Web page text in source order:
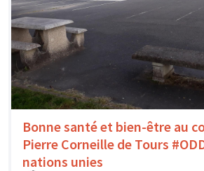
Bonne santé et bien-être au
Pierre Corneille de Tours
nations unies